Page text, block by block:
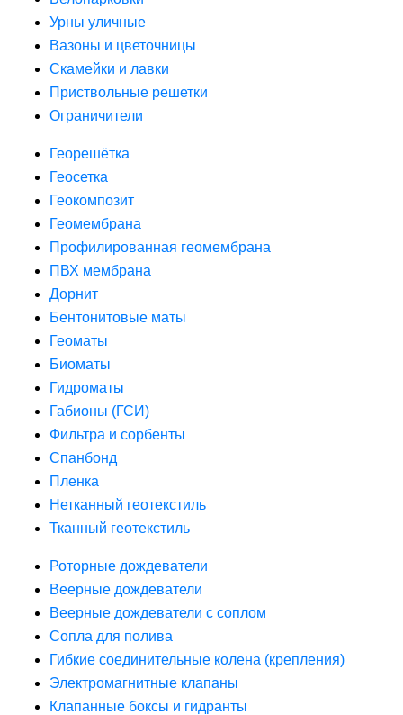
Урны уличные
Вазоны и цветочницы
Скамейки и лавки
Приствольные решетки
Ограничители
Георешётка
Геосетка
Геокомпозит
Геомембрана
Профилированная геомембрана
ПВХ мембрана
Дорнит
Бентонитовые маты
Геоматы
Биоматы
Гидроматы
Габионы (ГСИ)
Фильтра и сорбенты
Спанбонд
Пленка
Нетканный геотекстиль
Тканный геотекстиль
Роторные дождеватели
Веерные дождеватели
Веерные дождеватели с соплом
Сопла для полива
Гибкие соединительные колена (крепления)
Электромагнитные клапаны
Клапанные боксы и гидранты